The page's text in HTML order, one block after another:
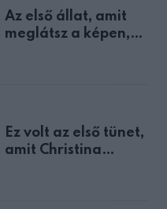
Az első állat, amit
meglátsz a képen,
Ez volt az első tünet,
amit Christina